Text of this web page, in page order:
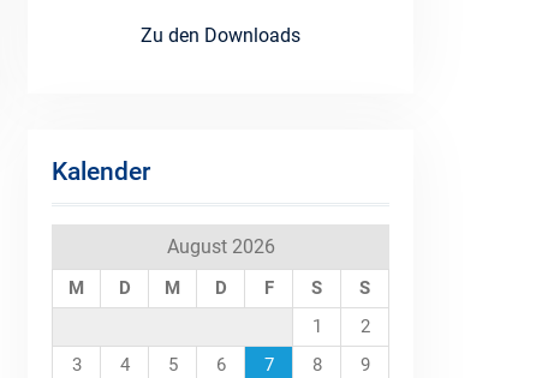
Zu den Downloads
Kalender
August 2026
M D M D F S
S
1
2
3
4 5 6 7 8
9